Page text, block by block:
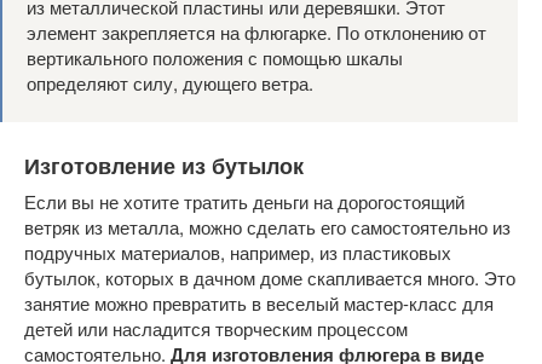
из металлической пластины или деревяшки. Этот
элемент закрепляется на флюгарке. По отклонению от
вертикального положения с помощью шкалы
определяют силу, дующего ветра.
Изготовление из бутылок
Если вы не хотите тратить деньги на дорогостоящий
ветряк из металла, можно сделать его самостоятельно из
подручных материалов, например, из пластиковых
бутылок, которых в дачном доме скапливается много. Это
занятие можно превратить в веселый мастер-класс для
детей или насладится творческим процессом
самостоятельно. Для изготовления флюгера в виде